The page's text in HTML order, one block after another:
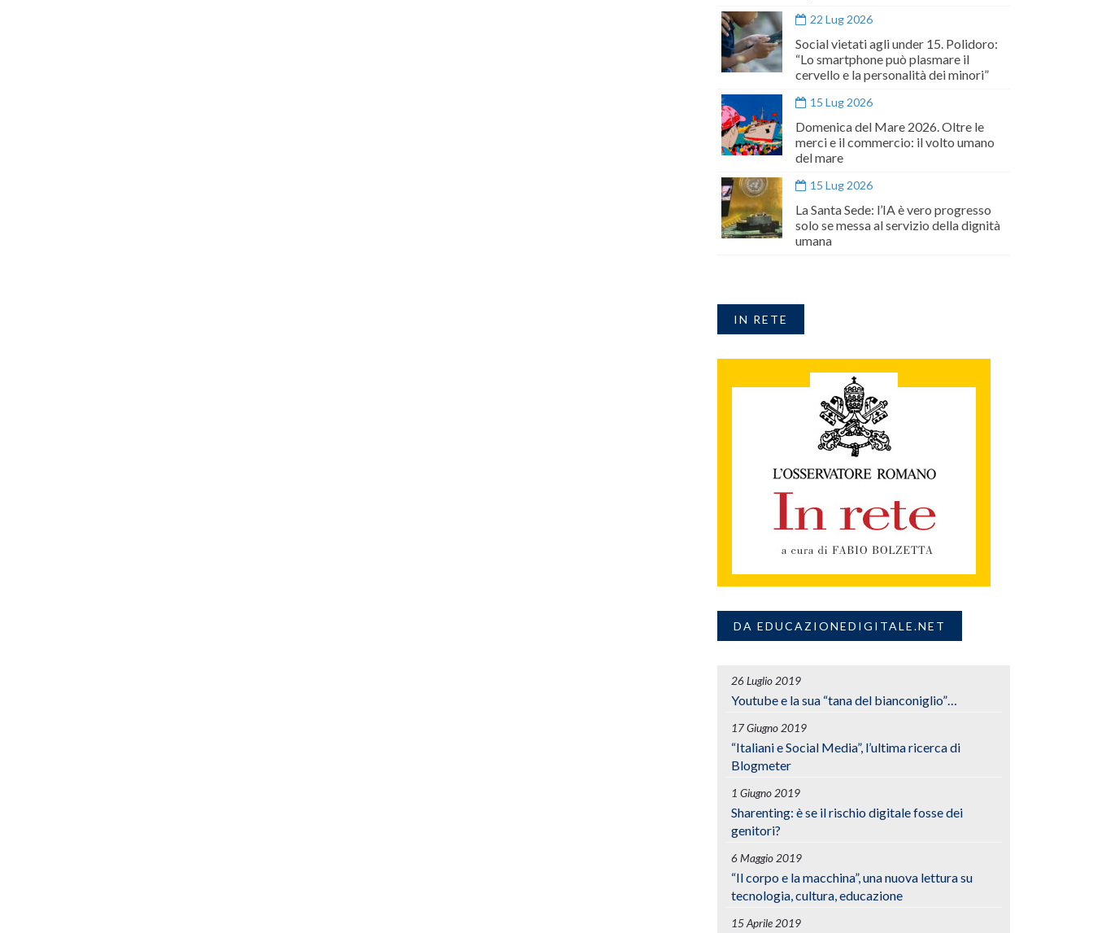
22 Lug 2026
Social vietati agli under 15. Polidoro:
“Lo smartphone può plasmare il
cervello e la personalità dei minori”
15 Lug 2026
Domenica del Mare 2026. Oltre le
merci e il commercio: il volto umano
del mare
15 Lug 2026
La Santa Sede: l’IA è vero progresso
solo se messa al servizio della dignità
umana
IN RETE
DA EDUCAZIONEDIGITALE.NET
26 Luglio 2019
Youtube e la sua “tana del bianconiglio”…
17 Giugno 2019
“Italiani e Social Media”, l’ultima ricerca di
Blogmeter
1 Giugno 2019
Sharenting: è se il rischio digitale fosse dei
genitori?
6 Maggio 2019
“Il corpo e la macchina”, una nuova lettura su
tecnologia, cultura, educazione
15 Aprile 2019